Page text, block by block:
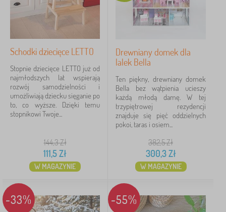
Schodki dziecięce LETTO
Stopnie dziecięce LETTO już od
najmłodszych lat wspierają
rozwój samodzielności i
umożliwiają dziecku sięganie po
to, co wyższe. Dzięki temu
stopnikowi Twoje...
144,3Zł
111,5Zł
W MAGAZYNIE
Drewniany domek dla
lalek Bella
Ten piękny, drewniany domek
Bella bez wątpienia ucieszy
każdą młodą damę. W tej
trzypiętrowej rezydencji
znajduje się pięć oddzielnych
pokoi, taras i osiem...
382,5Zł
300,3Zł
W MAGAZYNIE
-33% -55%